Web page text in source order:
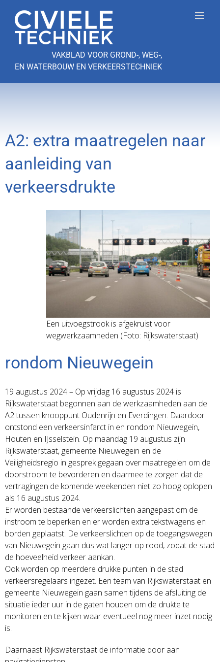
naar
inhoud
VAKBLAD VOOR GROND-, WEG-,
EN WATERBOUW EN VERKEERSTECHNIEK
A2: extra maatregelen naar
aanleiding van
verkeersdrukte
Een uitvoegstrook is afgekruist voor
wegwerkzaamheden (Foto: Rijkswaterstaat)
rondom Nieuwegein
19 augustus 2024 – Op vrijdag 16 augustus 2024 is
Rijkswaterstaat begonnen aan de werkzaamheden aan de
A2 tussen knooppunt Oudenrijn en Everdingen. Daardoor
ontstond een verkeersinfarct in en rondom Nieuwegein,
Houten en IJsselstein. Op maandag 19 augustus zijn
Rijkswaterstaat, gemeente Nieuwegein en de
Veiligheidsregio in gesprek gegaan over maatregelen om de
doorstroom te bevorderen en daarmee te zorgen dat de
vertragingen de komende weekenden niet zo hoog oplopen
als 16 augustus 2024.
Er worden bestaande verkeerslichten aangepast om de
instroom te beperken en er worden extra tekstwagens en
borden geplaatst. De verkeerslichten op de toegangswegen
van Nieuwegein gaan dus wat langer op rood, zodat de stad
de hoeveelheid verkeer aankan.
Ook worden op meerdere drukke punten in de stad
verkeersregelaars ingezet. Een team van Rijkswaterstaat en
gemeente Nieuwegein gaan samen tijdens de afsluiting de
situatie ieder uur in de gaten houden om de drukte te
monitoren en te kijken waar eventueel nog meer inzet nodig
is.
Daarnaast Rijkswaterstaat de informatie door aan